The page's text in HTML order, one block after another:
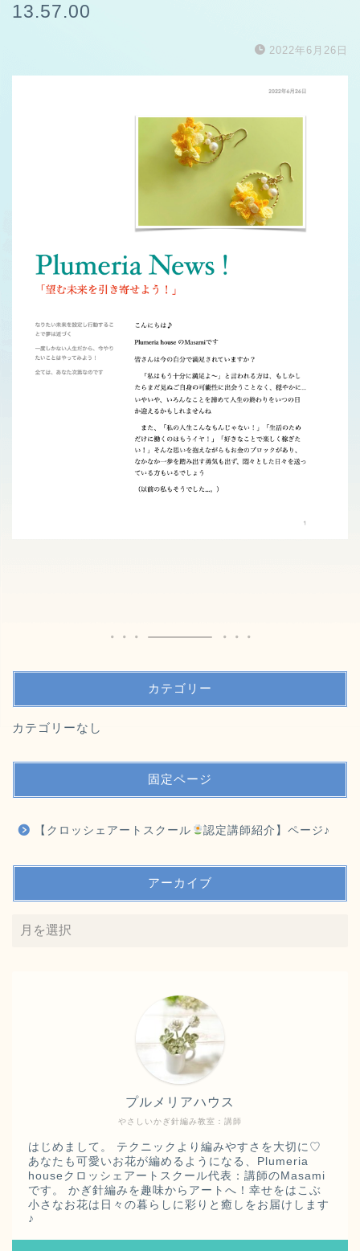
13.57.00
2022年6月26日
カテゴリー
カテゴリーなし
固定ページ
【クロッシェアートスクール 認定講師紹介】ページ♪
アーカイブ
やさしいかぎ針編み教室：講師
プルメリアハウス
はじめまして。 テクニックより編みやすさを大切に♡
あなたも可愛いお花が編めるようになる、Plumeria
houseクロッシェアートスクール代表：講師のMasami
です。 かぎ針編みを趣味からアートへ！幸せをはこぶ
小さなお花は日々の暮らしに彩りと癒しをお届けします
♪
【クロッシェアートスクー
ル
認定講師紹介】ページ
♪